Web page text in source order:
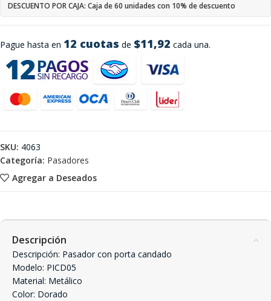
Pague hasta en 12 cuotas de $11,92 cada una.
DESCUENTO POR CAJA: Caja de 60 unidades con 10% de descuento
Agregar a Deseados
SKU: 4063
Categoría: Pasadores
Descripción
Descripción: Pasador con porta candado
Modelo: PICD05
Material: Metálico
Color: Dorado